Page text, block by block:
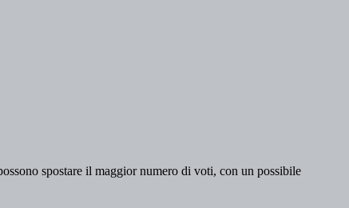
spostare il maggior numero di voti, con un possibile